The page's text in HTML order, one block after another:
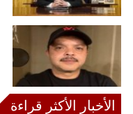
الأخبار الأكثر قراءة